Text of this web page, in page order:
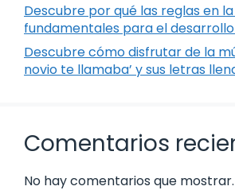
Descubre por qué las reglas en
fundamentales para el
Descubre cómo disfrutar de la
novio te llamaba’ y sus letras
Comentarios
No hay comentarios que mostrar.